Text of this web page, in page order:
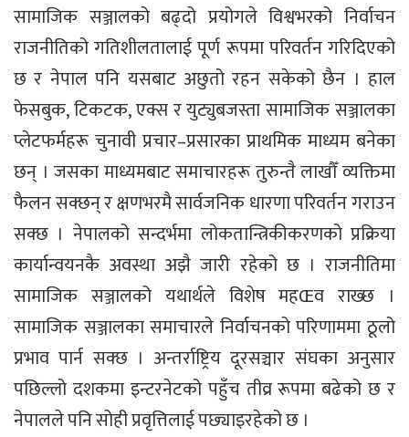
सामाजिक सञ्जालको बढ्दो प्रयोगले विश्वभरको निर्वाचन
राजनीतिको गतिशीलतालाई पूर्ण रूपमा परिवर्तन गरिदिएको
छ र नेपाल पनि यसबाट अछुतो रहन सकेको छैन । हाल
फेसबुक, टिकटक, एक्स र युट्युबजस्ता सामाजिक सञ्जालका
प्लेटफर्महरू चुनावी प्रचार–प्रसारका प्राथमिक माध्यम बनेका
छन् । जसका माध्यमबाट समाचारहरू तुरुन्तै लाखौँ व्यक्तिमा
फैलन सक्छन् र क्षणभरमै सार्वजनिक धारणा परिवर्तन गराउन
सक्छ । नेपालको सन्दर्भमा लोकतान्त्रिकीकरणको प्रक्रिया
कार्यान्वयनकै अवस्था अझै जारी रहेको छ । राजनीतिमा
सामाजिक सञ्जालको यथार्थले विशेष महŒव राख्छ ।
सामाजिक सञ्जालका समाचारले निर्वाचनको परिणाममा ठूलो
प्रभाव पार्न सक्छ । अन्तर्राष्ट्रिय दूरसञ्चार संघका अनुसार
पछिल्लो दशकमा इन्टरनेटको पहुँच तीव्र रूपमा बढेको छ र
नेपालले पनि सोही प्रवृत्तिलाई पछ्याइरहेको छ ।